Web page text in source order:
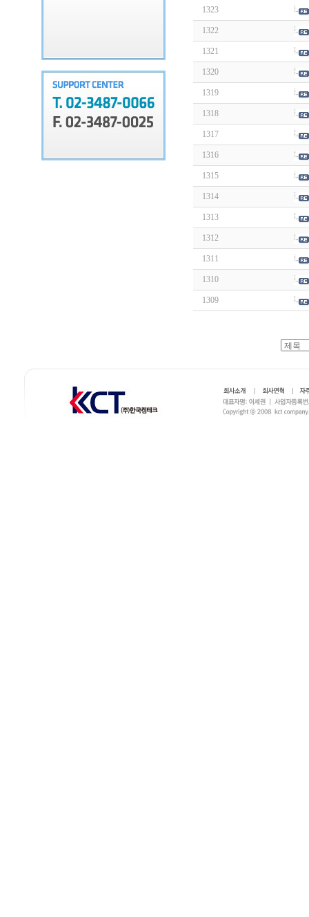
1323
1322
1321
1320
1319
1318
1317
1316
1315
1314
1313
1312
1311
1310
1309